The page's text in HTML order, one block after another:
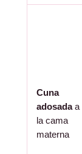
Cuna
adosadaa
la cama
materna